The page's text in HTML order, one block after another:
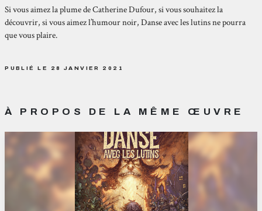
Si vous aimez la plume de Catherine Dufour, si vous souhaitez la
découvrir, si vous aimez l’humour noir, Danse avec les lutins ne pourra
que vous plaire.
PUBLIÉ LE 28 JANVIER 2021
À PROPOS DE LA MÊME ŒUVRE